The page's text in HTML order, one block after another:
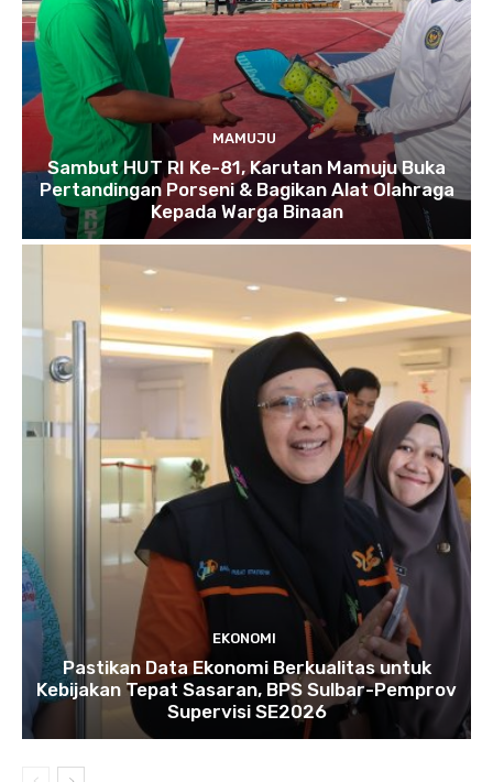
MAMUJU
Sambut HUT RI Ke-81, Karutan Mamuju Buka
Pertandingan Porseni & Bagikan Alat Olahraga
Kepada Warga Binaan
EKONOMI
Pastikan Data Ekonomi Berkualitas untuk
Kebijakan Tepat Sasaran, BPS Sulbar-Pemprov
Supervisi SE2026